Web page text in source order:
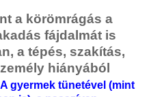
a körömrágás a
fájdalmát is
a tépés, szakítás,
hiányából
A gyermek tünetével (mint